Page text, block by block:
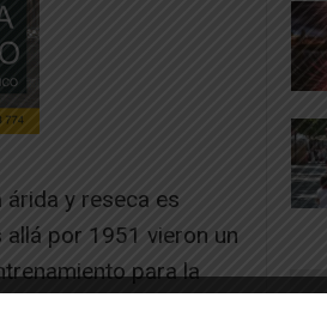
y reseca es
allá por 1951 vieron un
para la
los hábitats